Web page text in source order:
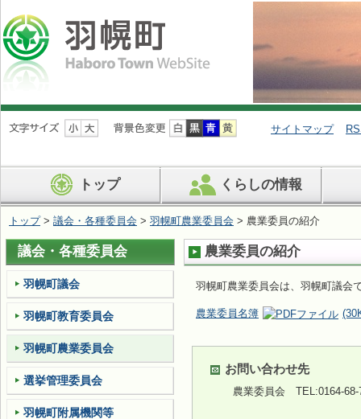
ナ
ビ
ン
を
ば
す
サイトマップ
トップ くらしの情報
トップ> 議会・各種委員会 > 羽幌町農業委員会 > 農業委員の紹介
農業委員の紹介
羽幌町農業委員会は、羽幌町議会
農業委員名簿
お問い合わせ先
農業委員会 TEL:0164-
議会・各種委員会
羽幌町議会
羽幌町教育委員会
羽幌町農業委員会
選挙管理委員会
羽幌町附属機関等